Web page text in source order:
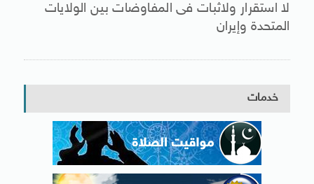
لا استقرار ولاثبات فى المفاوضات بين الولايات
المتحدة وإيران
خدمات